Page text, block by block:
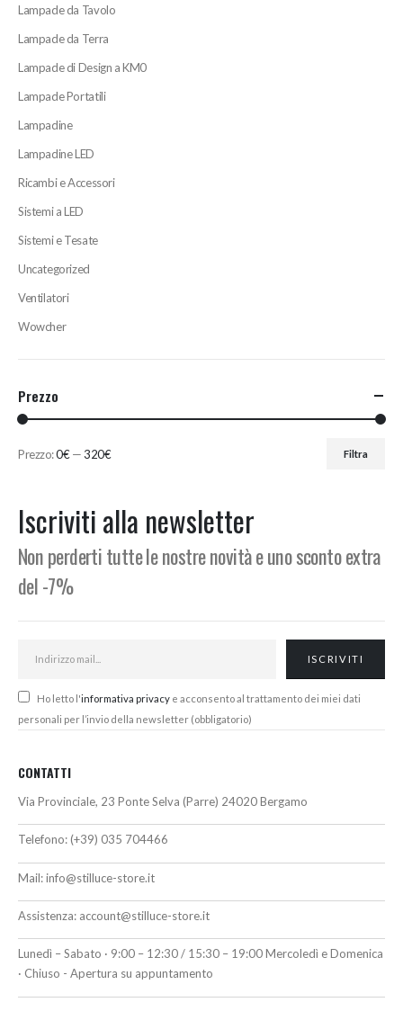
Lampade da Tavolo
Lampade da Terra
Lampade di Design a KM0
Lampade Portatili
Lampadine
Lampadine LED
Ricambi e Accessori
Sistemi a LED
Sistemi e Tesate
Uncategorized
Ventilatori
Wowcher
Prezzo
Filtra
Prezzo:0€—320€
Iscriviti alla newsletter
Non perderti tutte le nostre novità e uno sconto extra
del -7%
Ho letto l'informativa privacy e acconsento al trattamento dei miei dati
personali per l’invio della newsletter (obbligatorio)
CONTATTI
Via Provinciale, 23 Ponte Selva (Parre) 24020 Bergamo
Telefono: (+39) 035 704466
Mail:info@stilluce-store.it
Assistenza: account@stilluce-store.it
Lunedì – Sabato · 9:00 – 12:30 / 15:30 – 19:00 Mercoledì e Domenica
· Chiuso - Apertura su appuntamento